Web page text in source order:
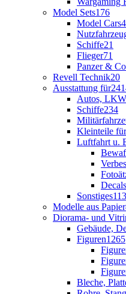
Model Sets176
Model Cars
Schiffe21
Flieger71
Panzer & Co
Revell Technik20
Ausstattung für
Autos,
Schiffe234
Kleinteile
Luftfahrt u.
Decals
Sonstiges113
Modelle aus Papier
Diorama- und
Gebäude,
Figuren1265
Bleche,